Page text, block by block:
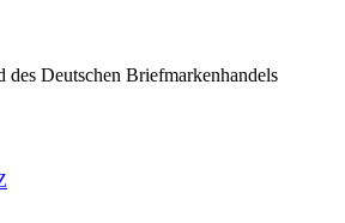
Deutschen Briefmarkenhandels